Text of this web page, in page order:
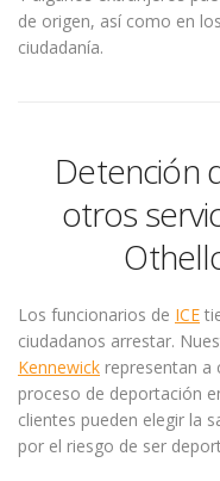
de origen, así como en
ciudadanía.
Detención
otros
Los funcionarios de ICE
ciudadanos arrestar.
Kennewick representan a
proceso de deportación
clientes pueden elegir la
por el riesgo de ser